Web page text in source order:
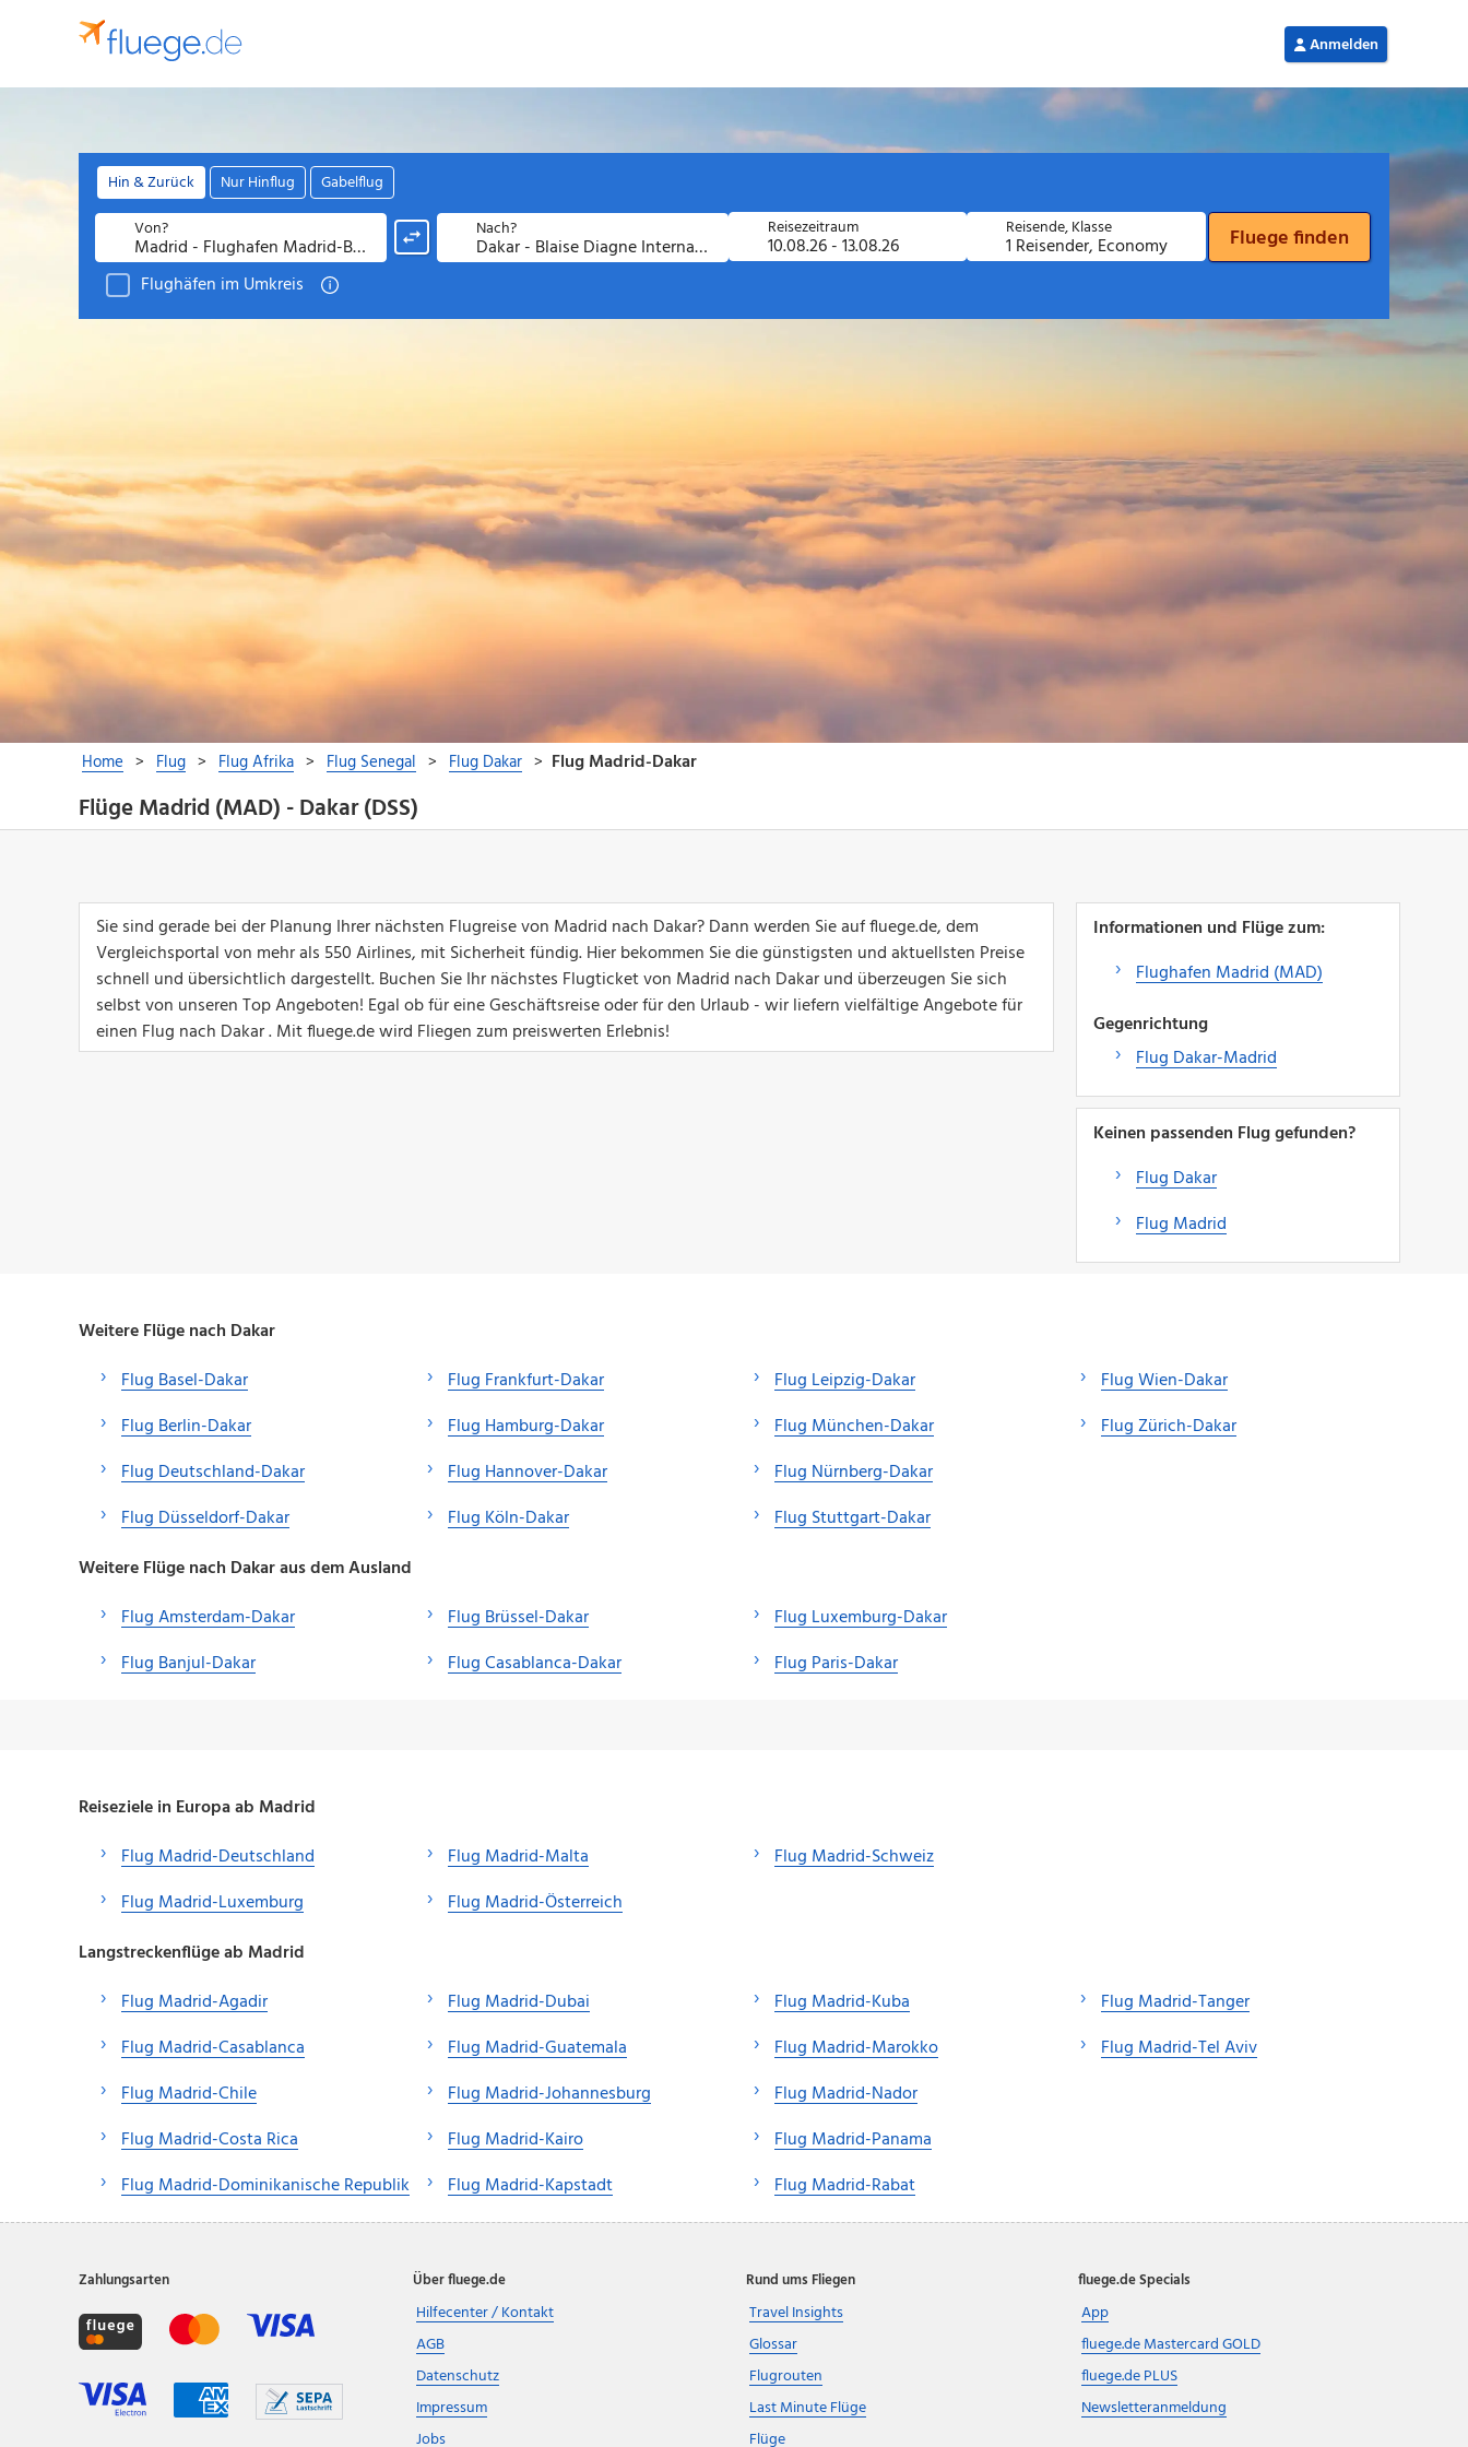
Flüge Madrid (MAD) - Dakar (DSS)
Sie sind gerade bei der Planung Ihrer nächsten Flugreise von Madrid nach Dakar? Dann werden Sie auf fluege.de, dem
Vergleichsportal von mehr als 550 Airlines, mit Sicherheit fündig. Hier bekommen Sie die günstigsten und aktuellsten Preise
schnell und übersichtlich dargestellt. Buchen Sie Ihr nächstes Flugticket von Madrid nach Dakar und überzeugen Sie sich
selbst von unseren Top Angeboten! Egal ob für eine Geschäftsreise oder für den Urlaub - wir liefern vielfältige Angebote für
einen Flug nach Dakar . Mit fluege.de wird Fliegen zum preiswerten Erlebnis!
Informationen und Flüge zum:
Flughafen Madrid (MAD)
Gegenrichtung
Flug Dakar-Madrid
Keinen passenden Flug gefunden?
Flug Dakar
Flug Madrid
Weitere Flüge nach Dakar
Flug Basel-Dakar
Flug Berlin-Dakar
Flug Deutschland-Dakar
Flug Düsseldorf-Dakar
Flug Frankfurt-Dakar
Flug Hamburg-Dakar
Flug Hannover-Dakar
Flug Köln-Dakar
Flug Leipzig-Dakar
Flug München-Dakar
Flug Nürnberg-Dakar
Flug Stuttgart-Dakar
Flug Wien-Dakar
Flug Zürich-Dakar
Weitere Flüge nach Dakar aus dem Ausland
Flug Amsterdam-Dakar
Flug Banjul-Dakar
Flug Brüssel-Dakar
Flug Casablanca-Dakar
Flug Luxemburg-Dakar
Flug Paris-Dakar
Reiseziele in Europa ab Madrid
Flug Madrid-Deutschland
Flug Madrid-Luxemburg
Flug Madrid-Malta
Flug Madrid-Österreich
Flug Madrid-Schweiz
Langstreckenflüge ab Madrid
Flug Madrid-Agadir
Flug Madrid-Casablanca
Flug Madrid-Chile
Flug Madrid-Costa Rica
Flug Madrid-Dominikanische Republik
Flug Madrid-Dubai
Flug Madrid-Guatemala
Flug Madrid-Johannesburg
Flug Madrid-Kairo
Flug Madrid-Kapstadt
Flug Madrid-Kuba
Flug Madrid-Marokko
Flug Madrid-Nador
Flug Madrid-Panama
Flug Madrid-Rabat
Flug Madrid-Tanger
Flug Madrid-Tel Aviv